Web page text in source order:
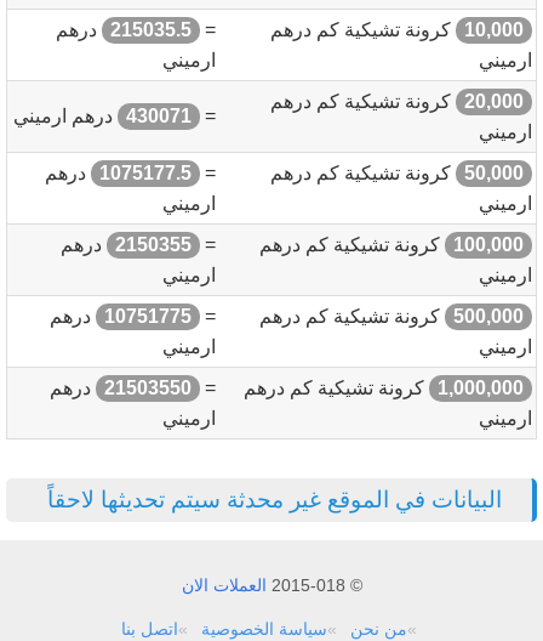
10,000
كرونة تشيكية كم درهم
ارميني
=
215035.5
درهم
ارميني
20,000
كرونة تشيكية كم درهم
ارميني
=
430071 درهم ارميني
50,000
كرونة تشيكية كم درهم
ارميني
=
1075177.5
درهم
ارميني
100,000
كرونة تشيكية كم درهم
ارميني
=
2150355
درهم
ارميني
500,000
كرونة تشيكية كم درهم
ارميني
=
10751775
درهم
ارميني
1,000,000
كرونة تشيكية كم درهم
ارميني
=
21503550
درهم
ارميني
البيانات في الموقع غير محدثة سيتم تحديثها لاحقاً
© 2015-018 العملات الان
من نحن سياسة الخصوصية اتصل بنا